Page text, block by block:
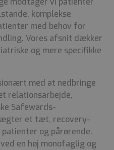
komplekse
med behov for
Vores afsnit dækker
og mere specifikke
med at nedbringe
relationsarbejde,
Safewards-
et tæt, recovery-
og pårørende.
en høj monofaglig og